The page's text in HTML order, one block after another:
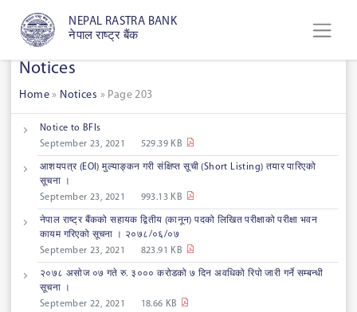
NEPAL RASTRA BANK
नेपाल राष्ट्र बैंक
Notices
Home » Notices » Page 203
Notice to BFIs
September 23, 2021
529.39 KB
आशयपत्र (EOI) मुल्याङ्कन गरी संक्षिप्त सूची (Short Listing) तयार पारिएको
सूचना ।
September 23, 2021
993.13 KB
नेपाल राष्ट्र बैंकको सहायक द्वितीय (कानून) पदको लिखित परीक्षाको परीक्षा भवन
कायम गरिएको सूचना । २०७८/०६/०७
September 23, 2021
823.91 KB
२०७८ असाेज ०७ गते रु. ३००० करोडको ७ दिन अवधिको रिपो जारी गर्ने सम्बन्धी
सूचना ।
September 22, 2021
18.66 KB